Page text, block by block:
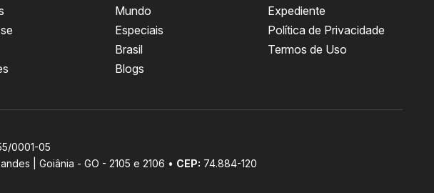
Mundo
Especiais
Brasil
Blogs
Expediente
Política de Privacidade
Termos de Uso
0001-05
| Goiânia - GO - 2105 e 2106 • CEP: 74.884-120